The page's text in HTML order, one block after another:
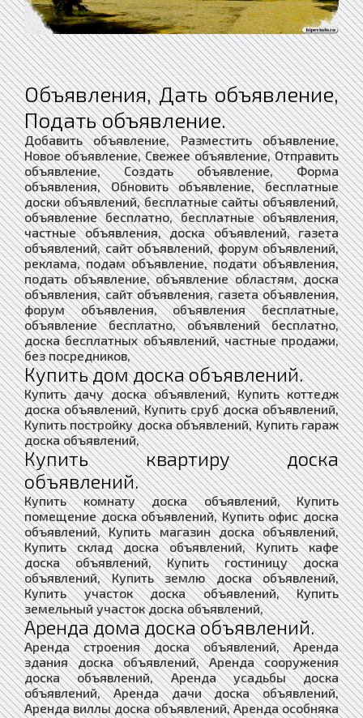
Объявления, Дать объявление,
Подать объявление.
Добавить объявление, Разместить объявление,
Новое объявление, Свежее объявление, Отправить
объявление, Создать объявление, Форма
объявления, Обновить объявление, бесплатные
доски объявлений, бесплатные сайты объявлений,
объявление бесплатно, бесплатные объявления,
частные объявления, доска объявлений, газета
объявлений, сайт объявлений, форум объявлений,
реклама, подам объявление, подати объявления,
подать объявление, объявление областям, доска
объявления, сайт объявления, газета объявления,
форум объявления, объявления бесплатные,
объявление бесплатно, объявлений бесплатно,
доска бесплатных объявлений, частные продажи,
без посредников,
Купить дом доска объявлений.
Купить дачу доска объявлений, Купить коттедж
доска объявлений, Купить сруб доска объявлений,
Купить постройку доска объявлений, Купить гараж
доска объявлений,
Купить квартиру доска
объявлений.
Купить комнату доска объявлений, Купить
помещение доска объявлений, Купить офис доска
объявлений, Купить магазин доска объявлений,
Купить склад доска объявлений, Купить кафе
доска объявлений, Купить гостиницу доска
объявлений, Купить землю доска объявлений,
Купить участок доска объявлений, Купить
земельный участок доска объявлений,
Аренда дома доска объявлений.
Аренда строения доска объявлений, Аренда
здания доска объявлений, Аренда сооружения
доска объявлений, Аренда усадьбы доска
объявлений, Аренда дачи доска объявлений,
Аренда виллы доска объявлений, Аренда особняка